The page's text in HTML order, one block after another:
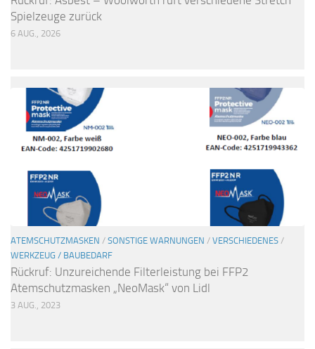
Spielzeuge zurück
6 AUG., 2026
ATEMSCHUTZMASKEN / SONSTIGE WARNUNGEN / VERSCHIEDENES /
WERKZEUG / BAUBEDARF
Rückruf: Unzureichende Filterleistung bei FFP2
Atemschutzmasken „NeoMask“ von Lidl
3 AUG., 2023